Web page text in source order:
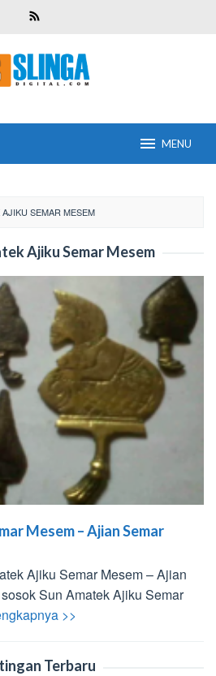
MENU
SEMAR MESEM
Ajiku Semar Mesem
Mesem – Ajian Semar
Ajiku Semar Mesem – Ajian
Sun Amatek Ajiku Semar
>>
Terbaru